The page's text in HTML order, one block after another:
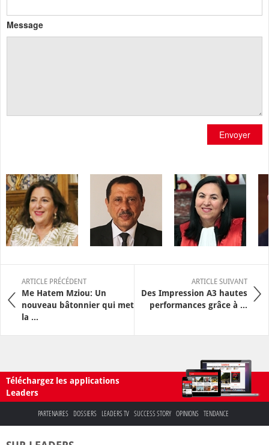
Message
Envoyer
ARTICLE PRÉCÉDENT
Me Hatem Mziou: Un
nouveau bâtonnier qui met
la ...
ARTICLE SUIVANT
Des Impression A3 hautes
performances grâce à ...
Téléchargez les applications
Leaders
PARTENAIRES DOSSIERS LEADERS TV SUCCESS STORY OPINIONS TENDANCE